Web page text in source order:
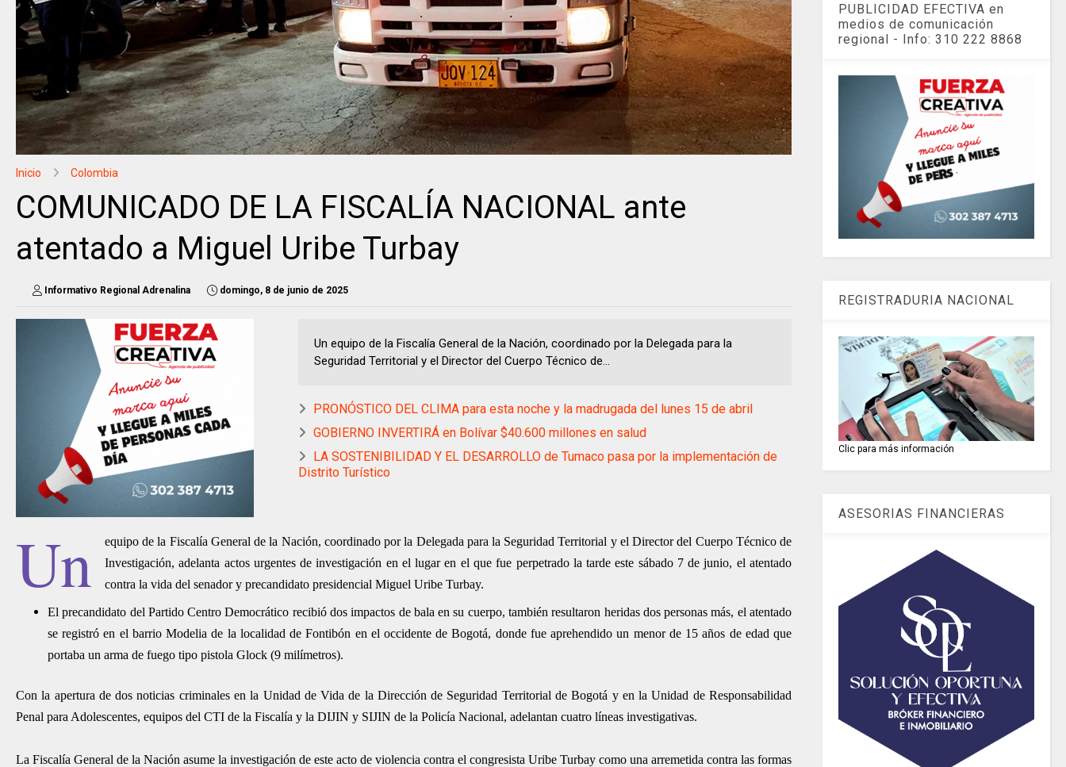
Inicio Colombia
COMUNICADO DE LA FISCALÍA NACIONAL ante
atentado a Miguel Uribe Turbay
Informativo Regional Adrenalina domingo, 8 de junio de 2025
Un equipo de la Fiscalía General de la Nación, coordinado por la Delegada para la
Seguridad Territorial y el Director del Cuerpo Técnico de...
PRONÓSTICO DEL CLIMA para esta noche y la madrugada del lunes 15 de abril
GOBIERNO INVERTIRÁ en Bolívar $40.600 millones en salud
LA SOSTENIBILIDAD Y EL DESARROLLO de Tumaco pasa por la implementación de
Distrito Turístico
Un
equipo de la Fiscalía General de la Nación, coordinado por la Delegada para la Seguridad Territorial y el Director del Cuerpo Técnico de
Investigación, adelanta actos urgentes de investigación en el lugar en el que fue perpetrado la tarde este sábado 7 de junio, el atentado
contra la vida del senador y precandidato presidencial Miguel Uribe Turbay.
El precandidato del Partido Centro Democrático recibió dos impactos de bala en su cuerpo, también resultaron heridas dos personas más, el atentado
se registró en el barrio Modelia de la localidad de Fontibón en el occidente de Bogotá, donde fue aprehendido un menor de 15 años de edad que
portaba un arma de fuego tipo pistola Glock (9 milímetros).
Con la apertura de dos noticias criminales en la Unidad de Vida de la Dirección de Seguridad Territorial de Bogotá y en la Unidad de Responsabilidad
Penal para Adolescentes, equipos del CTI de la Fiscalía y la DIJIN y SIJIN de la Policía Nacional, adelantan cuatro líneas investigativas.
La Fiscalía General de la Nación asume la investigación de este acto de violencia contra el congresista Uribe Turbay como una arremetida contra las formas
PUBLICIDAD EFECTIVA en
medios de comunicación
regional - Info: 310 222 8868
REGISTRADURIA NACIONAL
Clic para más información
ASESORIAS FINANCIERAS